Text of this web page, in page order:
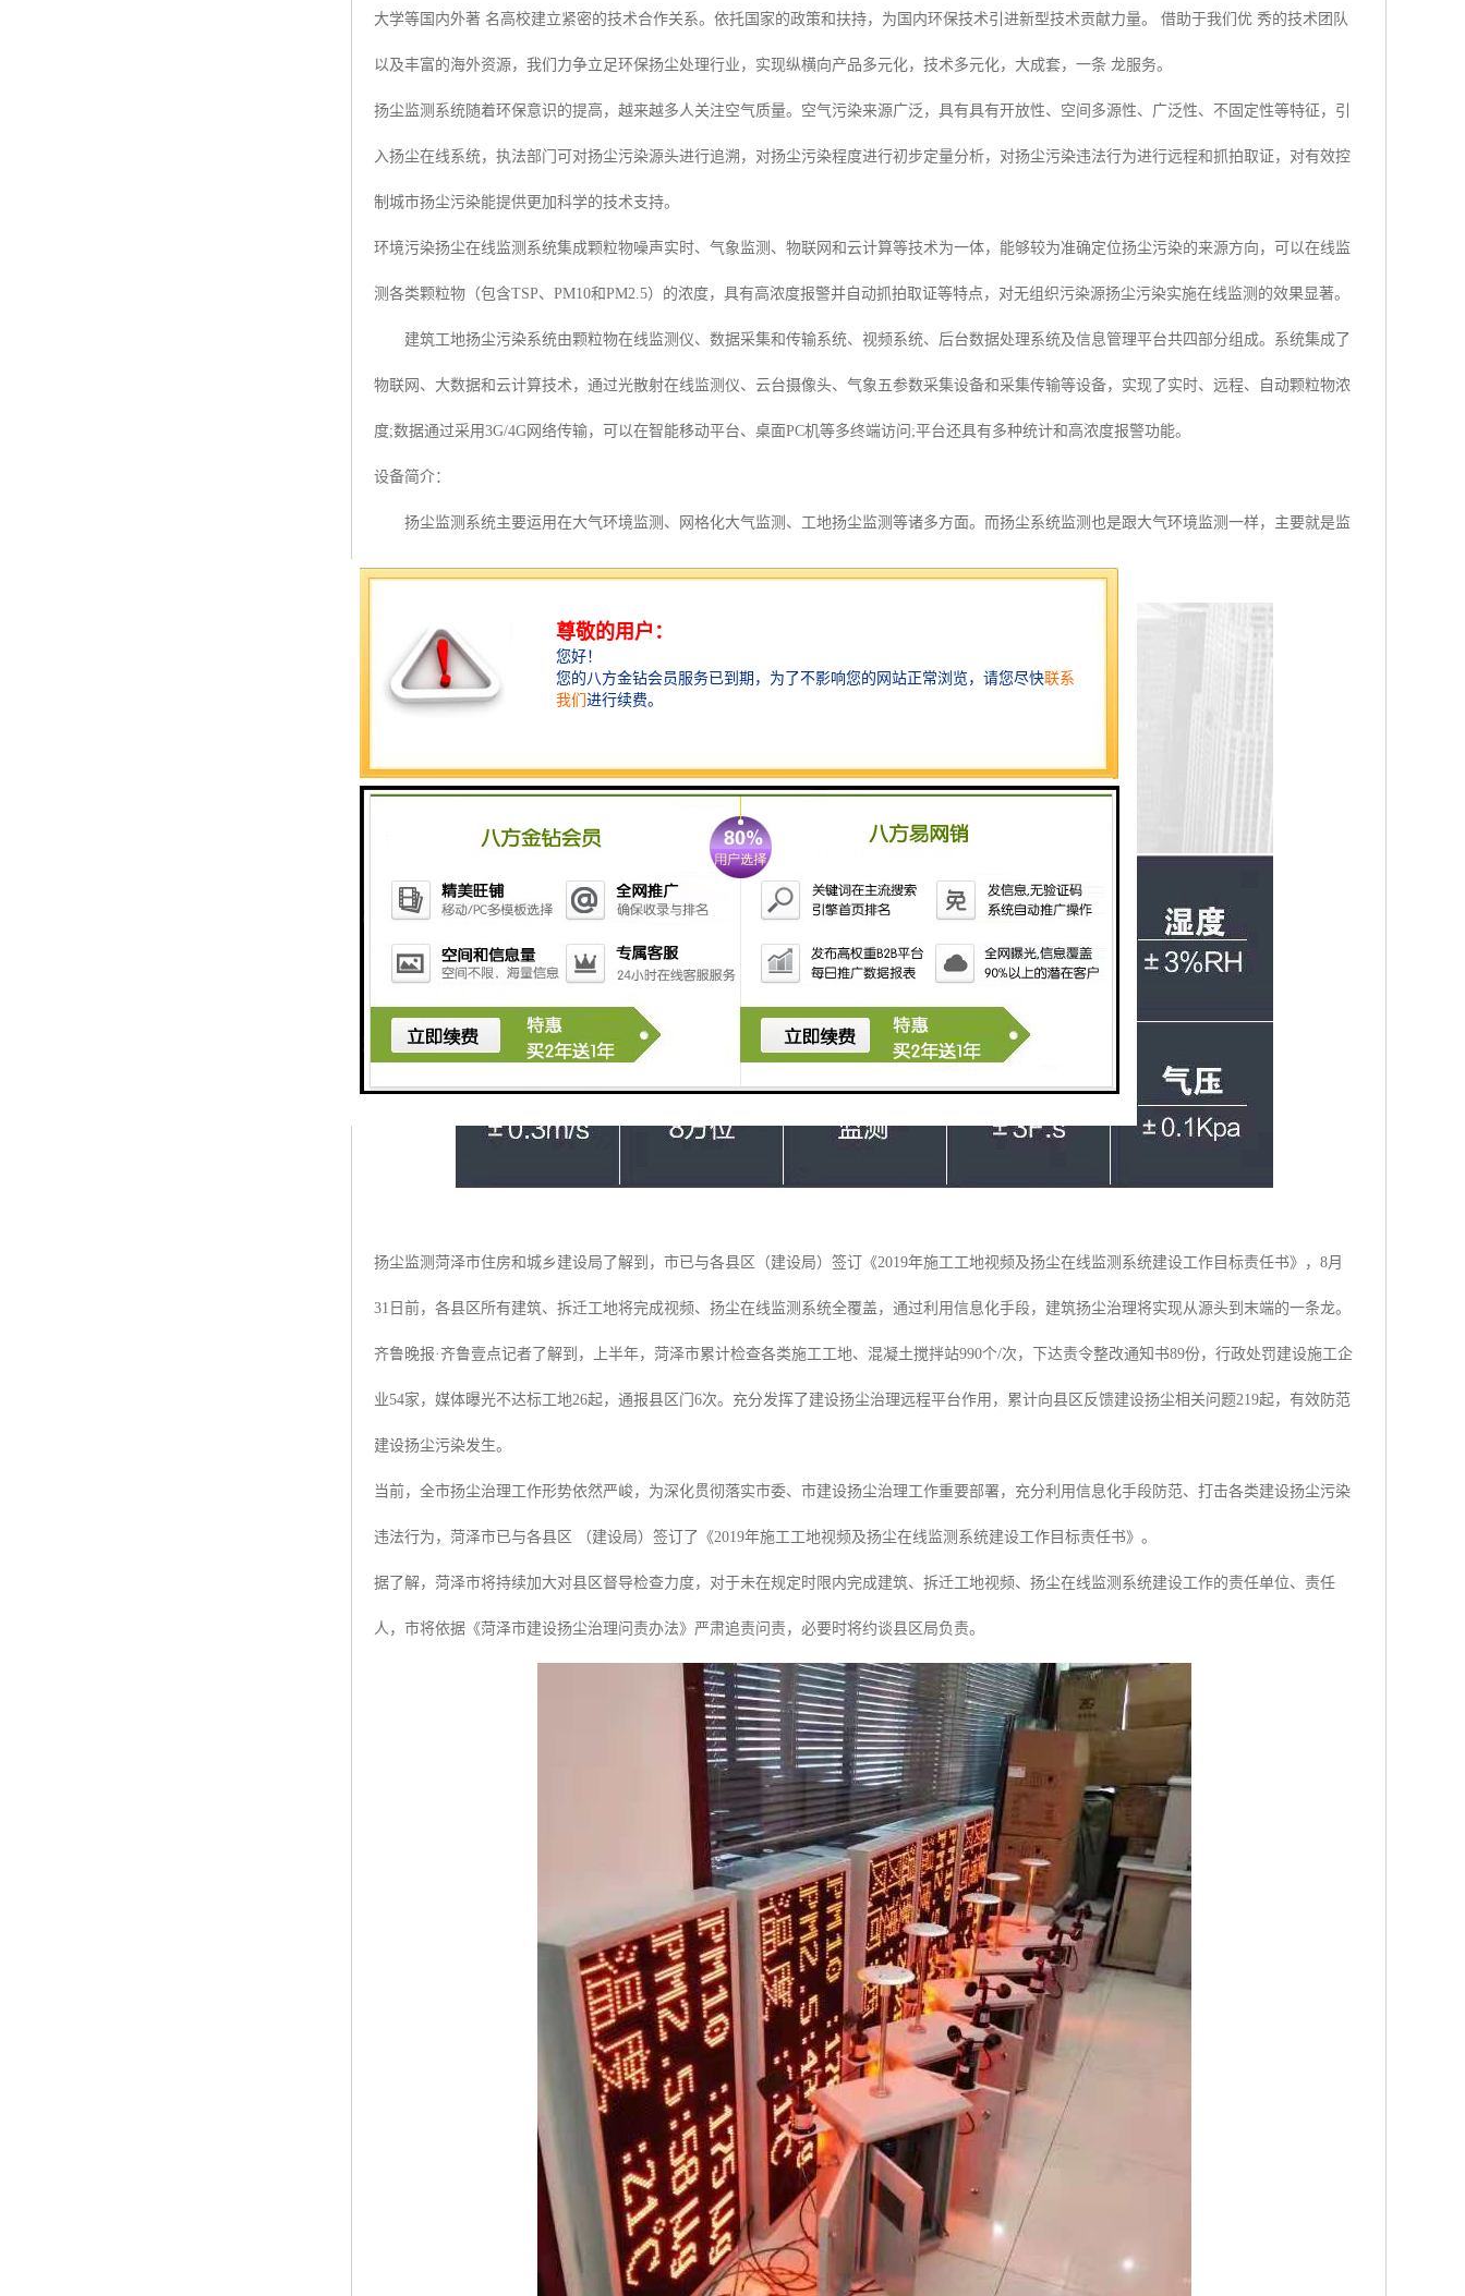
大学等国内外著 名高校建立紧密的技术合作关系。依托国家的政策和扶持，为国内环保技术引进新型技术贡献力量。 借助于我们优 秀的技术团队
以及丰富的海外资源，我们力争立足环保扬尘处理行业，实现纵横向产品多元化，技术多元化，大成套，一条 龙服务。
扬尘监测系统随着环保意识的提高，越来越多人关注空气质量。空气污染来源广泛，具有具有开放性、空间多源性、广泛性、不固定性等特征，引
入扬尘在线系统，执法部门可对扬尘污染源头进行追溯，对扬尘污染程度进行初步定量分析，对扬尘污染违法行为进行远程和抓拍取证，对有效控
制城市扬尘污染能提供更加科学的技术支持。
环境污染扬尘在线监测系统集成颗粒物噪声实时、气象监测、物联网和云计算等技术为一体，能够较为准确定位扬尘污染的来源方向，可以在线监
测各类颗粒物（包含TSP、PM10和PM2.5）的浓度，具有高浓度报警并自动抓拍取证等特点，对无组织污染源扬尘污染实施在线监测的效果显著。
建筑工地扬尘污染系统由颗粒物在线监测仪、数据采集和传输系统、视频系统、后台数据处理系统及信息管理平台共四部分组成。系统集成了
物联网、大数据和云计算技术，通过光散射在线监测仪、云台摄像头、气象五参数采集设备和采集传输等设备，实现了实时、远程、自动颗粒物浓
度;数据通过采用3G/4G网络传输，可以在智能移动平台、桌面PC机等多终端访问;平台还具有多种统计和高浓度报警功能。
设备简介：
扬尘监测系统主要运用在大气环境监测、网格化大气监测、工地扬尘监测等诸多方面。而扬尘系统监测也是跟大气环境监测一样，主要就是监
测常规的四气两尘、温湿度、风速、风向等。常规四气两尘包括CO、SO2、NO2、O3、PM2.5、PM10等。
扬尘监测菏泽市住房和城乡建设局了解到，市已与各县区（建设局）签订《2019年施工工地视频及扬尘在线监测系统建设工作目标责任书》，8月
31日前，各县区所有建筑、拆迁工地将完成视频、扬尘在线监测系统全覆盖，通过利用信息化手段，建筑扬尘治理将实现从源头到末端的一条龙。
齐鲁晚报·齐鲁壹点记者了解到，上半年，菏泽市累计检查各类施工工地、混凝土搅拌站990个/次，下达责令整改通知书89份，行政处罚建设施工企
业54家，媒体曝光不达标工地26起，通报县区门6次。充分发挥了建设扬尘治理远程平台作用，累计向县区反馈建设扬尘相关问题219起，有效防范
建设扬尘污染发生。
当前，全市扬尘治理工作形势依然严峻，为深化贯彻落实市委、市建设扬尘治理工作重要部署，充分利用信息化手段防范、打击各类建设扬尘污染
违法行为，菏泽市已与各县区 （建设局）签订了《2019年施工工地视频及扬尘在线监测系统建设工作目标责任书》。
据了解，菏泽市将持续加大对县区督导检查力度，对于未在规定时限内完成建筑、拆迁工地视频、扬尘在线监测系统建设工作的责任单位、责任
人，市将依据《菏泽市建设扬尘治理问责办法》严肃追责问责，必要时将约谈县区局负责。